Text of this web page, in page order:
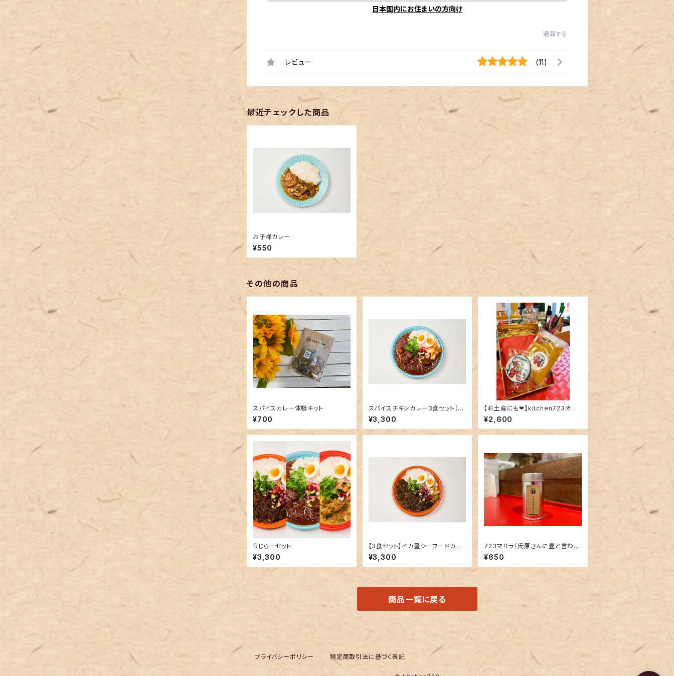
日本国内にお住まいの方向け
通報する
レビュー (11)
最近チェックした商品
お子様カレー
¥550
その他の商品
スパイスカレー体験キット
¥700
スパイスチキンカレー3食セット（18
3kcal）
¥3,300
【お土産にも❤︎】kitchen723オリ
ジナルスペシャルセット
¥2,600
うじらーセット
¥3,300
【3食セット】イカ墨シーフードカレ
ー
¥3,300
723マサラ（氏原さんに畳と言われ
たスパイス）
¥650
商品一覧に戻る
プライバシーポリシー 特定商取引法に基づく表記